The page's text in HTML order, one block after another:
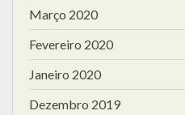
Março 2020
Fevereiro 2020
Janeiro 2020
Dezembro 2019